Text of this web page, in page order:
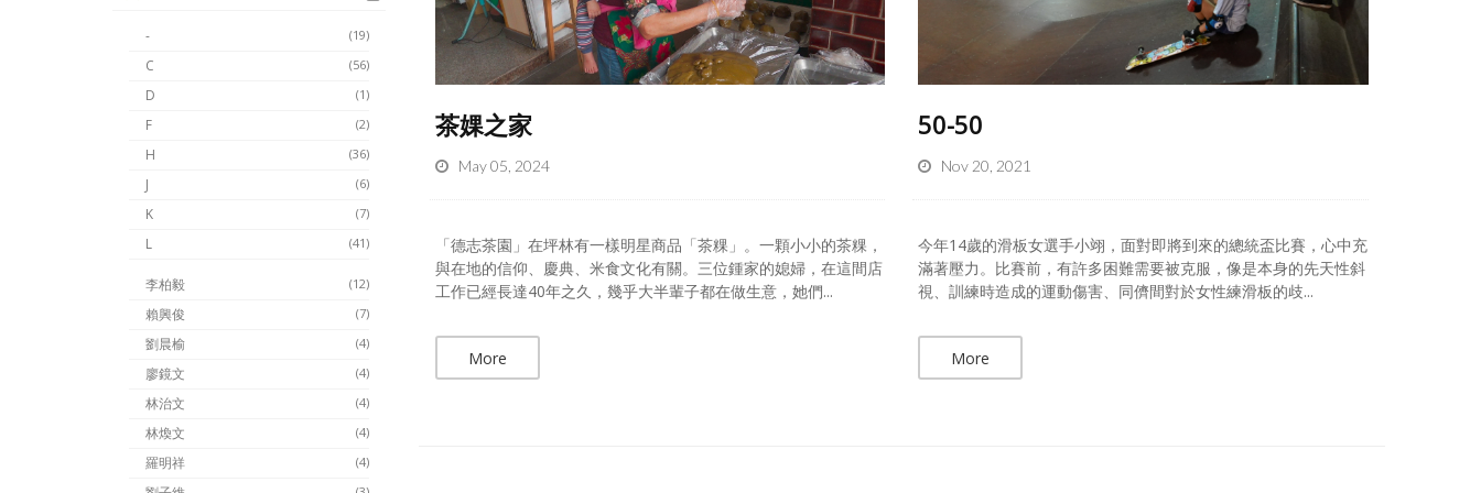
(19)
-
(56)
C
(1)
D
(2)
F
(36)
H
(6)
J
(7)
K
(41)
L
(12)
李柏毅
(7)
賴興俊
(4)
劉晨榆
(4)
廖鏡文
(4)
林治文
(4)
林煥文
(4)
羅明祥
茶婐之家
May 05, 2024
「德志茶園」在坪林有一樣明星商品「茶粿」。一顆小小的茶粿，
與在地的信仰、慶典、米食文化有關。三位鍾家的媳婦，在這間店
工作已經長達40年之久，幾乎大半輩子都在做生意，她們...
More
50-50
Nov 20, 2021
今年14歲的滑板女選手小翊，面對即將到來的總統盃比賽，心中充
滿著壓力。比賽前，有許多困難需要被克服，像是本身的先天性斜
視、訓練時造成的運動傷害、同儕間對於女性練滑板的歧...
More